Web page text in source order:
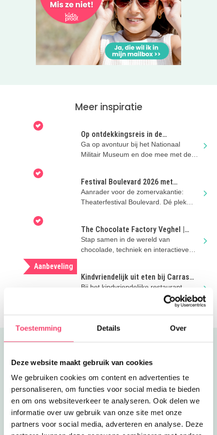
Toestemming Details Over
Deze website maakt gebruik van cookies
We gebruiken cookies om content en advertenties te
personaliseren, om functies voor social media te bieden
en om ons websiteverkeer te analyseren. Ook delen we
informatie over uw gebruik van onze site met onze
partners voor social media, adverteren en analyse. Deze
Meer inspiratie
Op ontdekkingsreis in de
zomervakantie
Ga op avontuur bij het Nationaal
Militair Museum en doe mee met de
Festival Boulevard 2026 met
kinderen in Den Bosch
Aanrader voor de zomervakantie:
Theaterfestival Boulevard. Dé plek
The Chocolate Factory Veghel |
Zomervakantie met kinderen
Stap samen in de wereld van
chocolade, techniek en interactieve
Aanbeveling
Kindvriendelijk uit eten bij Carras
Bites in Den Bosch
Bij het kindvriendelijke restaurant
Carras Bites in hartje Den Bosch is aan